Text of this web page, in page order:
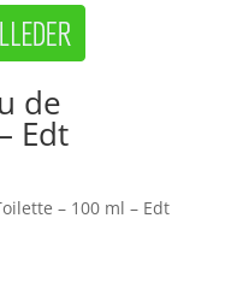
de
Edt
– 100 ml – Edt